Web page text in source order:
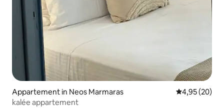
Appartement in Neos Marmaras Gemiddelde
4,95 (20)
kalée appartement